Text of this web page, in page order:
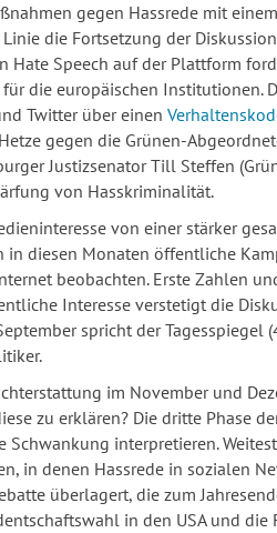
gegen Hassrede mit
die Fortsetzung der
Hate Speech auf der Plattform
die europäischen Institutionen.
Twitter über einen
gegen die Grünen-
Justizsenator Till Steffen
von Hasskriminalität.
von einer stärker
in diesen Monaten öffentliche
beobachten. Erste Zahlen
Interesse verstetigt die
spricht der Tagesspiegel
im November und
zu erklären? Die dritte Phase
Schwankung interpretieren.
in denen Hassrede in sozialen
überlagert, die zum
in den USA und